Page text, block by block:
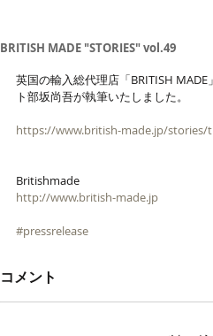
BRITISH MADE "STORIES" vol.49
英国の輸入総代理店「BRITISH MADE
ト部坂尚吾が執筆いたしました。
https://www.british-made.jp/stories/
Britishmade
http://www.british-made.jp
#pressrelease
コメント